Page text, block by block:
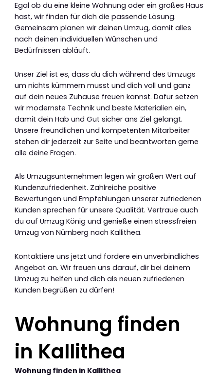
Egal ob du eine kleine Wohnung oder ein großes Haus
hast, wir finden für dich die passende Lösung.
Gemeinsam planen wir deinen Umzug, damit alles
nach deinen individuellen Wünschen und
Bedürfnissen abläuft.
Unser Ziel ist es, dass du dich während des Umzugs
um nichts kümmern musst und dich voll und ganz
auf dein neues Zuhause freuen kannst. Dafür setzen
wir modernste Technik und beste Materialien ein,
damit dein Hab und Gut sicher ans Ziel gelangt.
Unsere freundlichen und kompetenten Mitarbeiter
stehen dir jederzeit zur Seite und beantworten gerne
alle deine Fragen.
Als Umzugsunternehmen legen wir großen Wert auf
Kundenzufriedenheit. Zahlreiche positive
Bewertungen und Empfehlungen unserer zufriedenen
Kunden sprechen für unsere Qualität. Vertraue auch
du auf Umzug König und genieße einen stressfreien
Umzug von Nürnberg nach Kallithea.
Kontaktiere uns jetzt und fordere ein unverbindliches
Angebot an. Wir freuen uns darauf, dir bei deinem
Umzug zu helfen und dich als neuen zufriedenen
Kunden begrüßen zu dürfen!
Wohnung finden
in Kallithea
Wohnung finden in Kallithea